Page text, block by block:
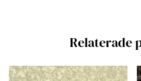
Relaterade